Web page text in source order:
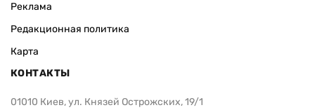
Реклама
Редакционная политика
Карта
КОНТАКТЫ
01010 Киев, ул. Князей Острожских, 19/1